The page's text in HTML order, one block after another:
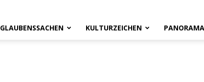
GLAUBENSSACHEN KULTURZEICHEN PANORAMA